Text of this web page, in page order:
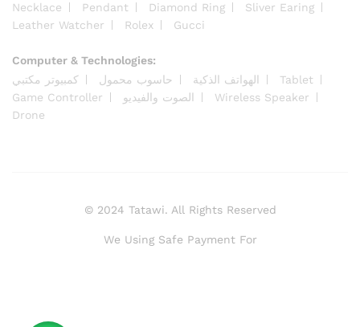
Necklace
Pendant Diamond Ring
Sliver Earing
Leather Watcher
Rolex Gucci
Computer & Technologies:
كمبيوتر مكتبي
حاسوب محمول الهواتف الذكية
Tablet
Game Controller
الصوت والفيديو
Wireless Speaker
Drone
© 2024 Tatawi. All Rights Reserved
We Using Safe Payment For